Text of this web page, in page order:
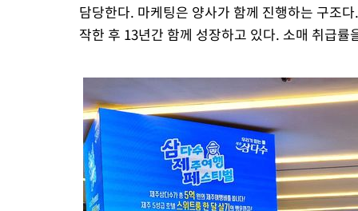
담당한다. 마케팅은 양사가 함께 진행하는 구조
작한 후 13년간 함께 성장하고 있다. 소매 취급